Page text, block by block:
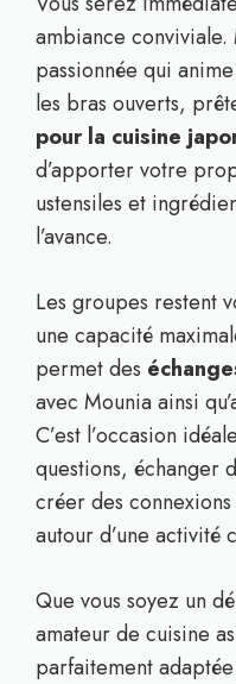
ambiance conviviale.
passionnée qui
les bras ouverts,
pour la cuisine
d’apporter votre
ustensiles et
l’avance.
Les groupes restent
une capacité
permet des
avec Mounia ainsi
C’est l’occasion
questions, échanger
créer des
autour d’une activité
Que vous soyez un
amateur de cuisine
parfaitement